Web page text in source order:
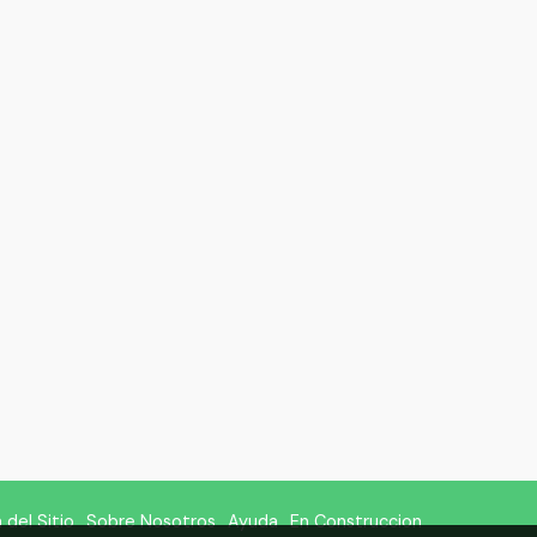
del Sitio Sobre Nosotros Ayuda En Construccion